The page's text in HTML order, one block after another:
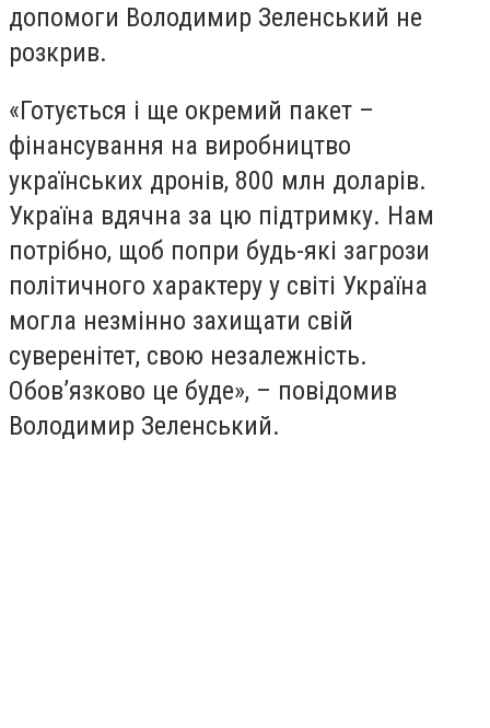
допомоги Володимир Зеленський не
розкрив.
«Готується і ще окремий пакет –
фінансування на виробництво
українських дронів, 800 млн доларів.
Україна вдячна за цю підтримку. Нам
потрібно, щоб попри будь-які загрози
політичного характеру у світі Україна
могла незмінно захищати свій
суверенітет, свою незалежність.
Обов’язково це буде», – повідомив
Володимир Зеленський.